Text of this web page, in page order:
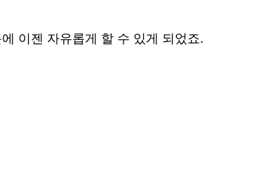
이젠 자유롭게 할 수 있게 되었죠.